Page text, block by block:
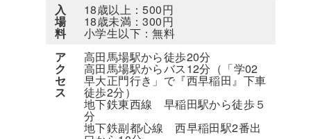
入
場
料
18歳以上：500円
18歳未満：300円
小学生以下：無料
ア
ク
セ
ス
高田馬場駅から徒歩20分
高田馬場駅からバス12分（「学02
早大正門行き」で『西早稲田』下車
徒歩2分）
地下鉄東西線 早稲田駅から徒歩５
分
地下鉄副都心線 西早稲田駅2番出